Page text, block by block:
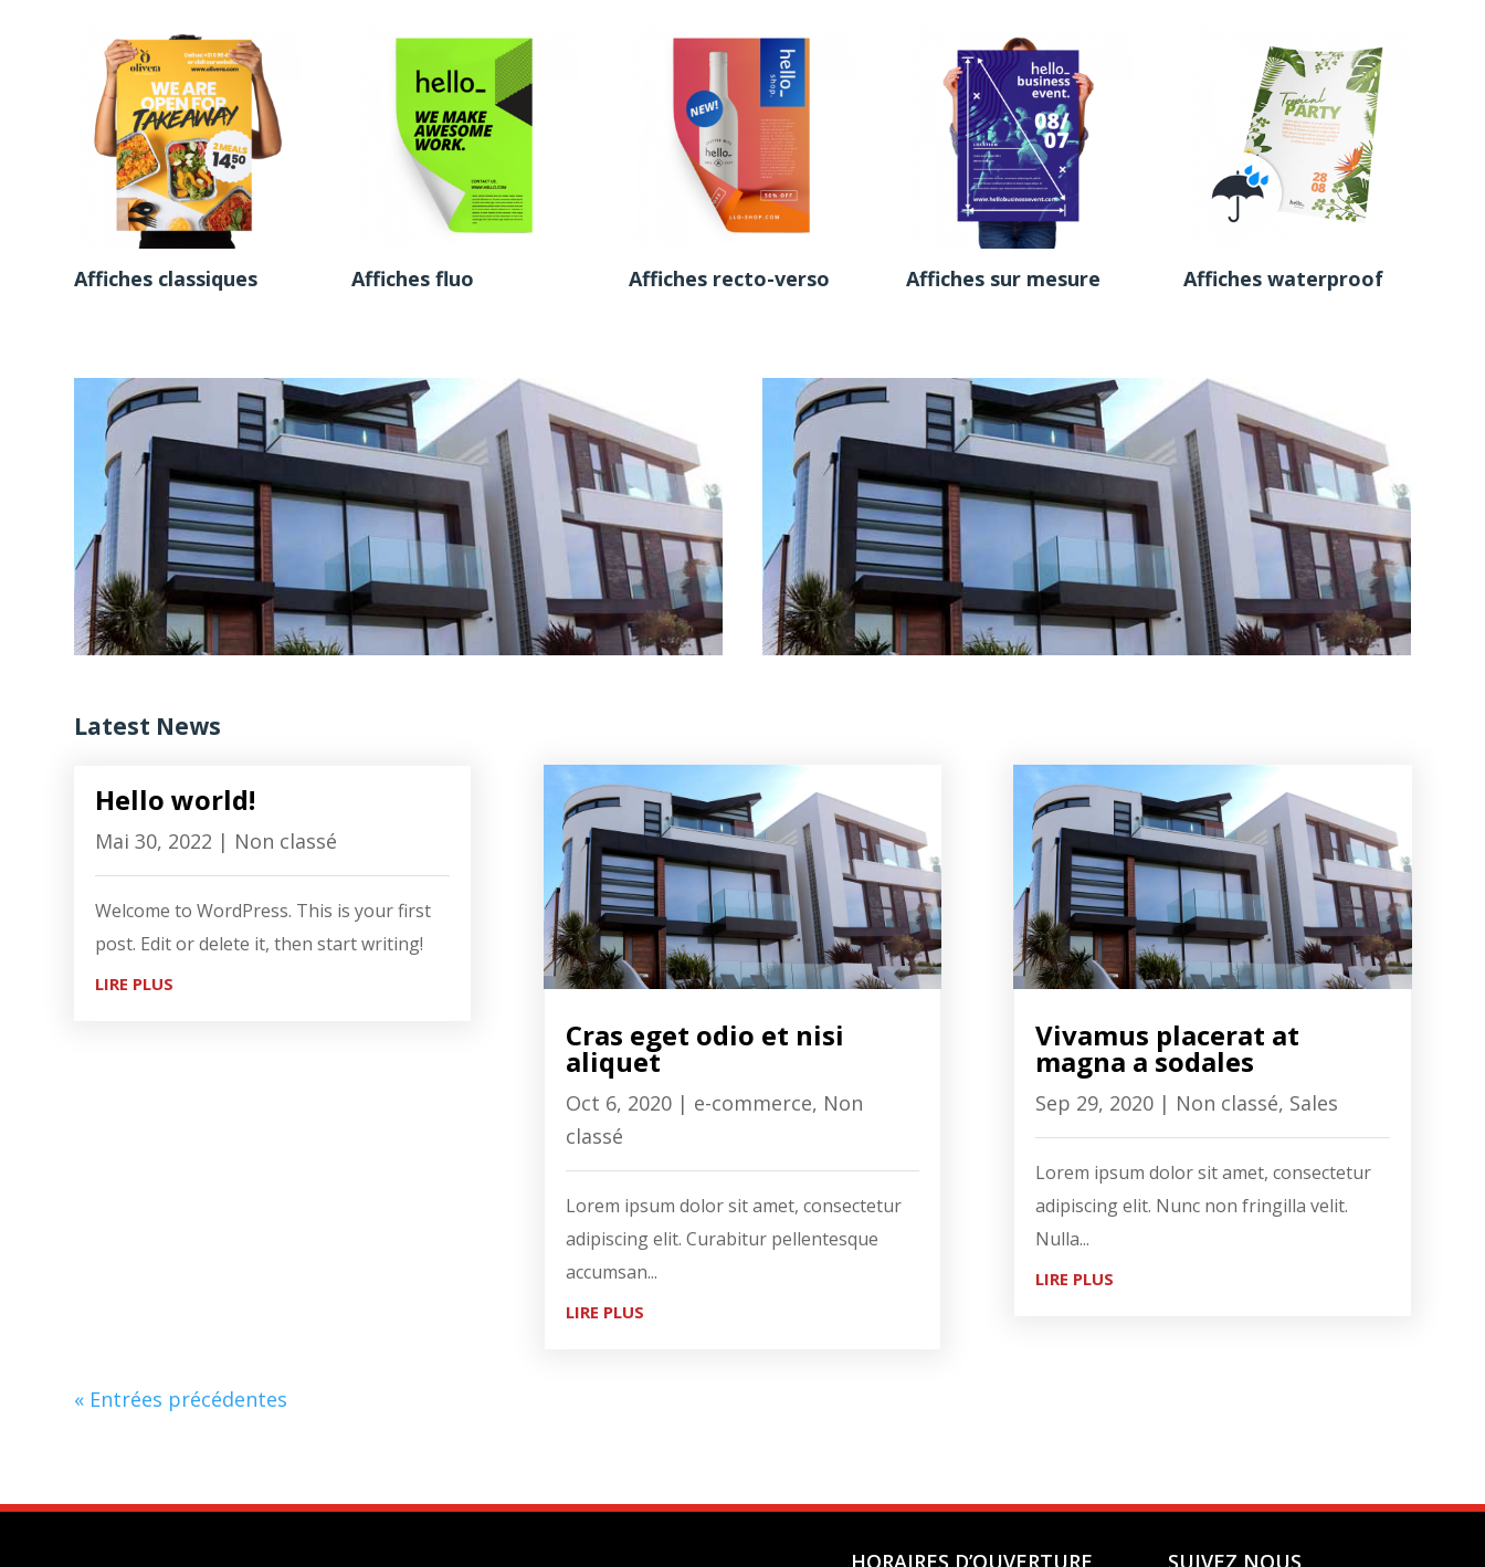
Affiches classiques Affiches fluo Affiches recto-verso Affiches sur mesure Affiches waterproof
Latest News
Hello world!
Mai 30, 2022 | Non classé
Welcome to WordPress. This is your first
post. Edit or delete it, then start writing!
LIRE PLUS
Cras eget odio et nisi
aliquet
Oct 6, 2020| e-commerce, Non
classé
Lorem ipsum dolor sit amet, consectetur
adipiscing elit. Curabitur pellentesque
accumsan...
LIRE PLUS
Vivamus placerat at
magna a sodales
Sep 29, 2020| Non classé, Sales
Lorem ipsum dolor sit amet, consectetur
adipiscing elit. Nunc non fringilla velit.
Nulla...
LIRE PLUS
« Entrées précédentes